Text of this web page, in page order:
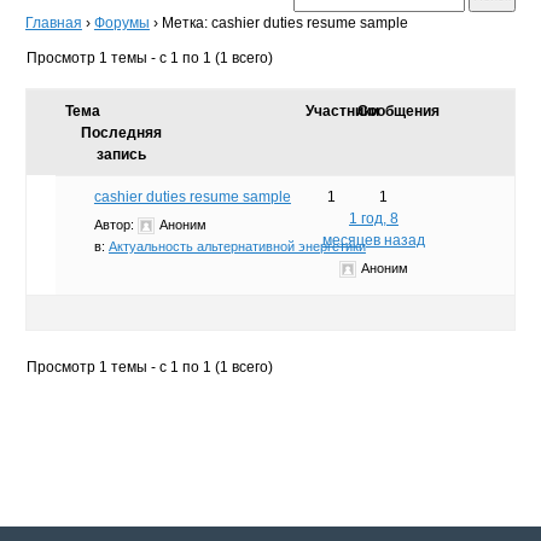
Главная › Форумы › Метка: cashier duties resume sample
Просмотр 1 темы - с 1 по 1 (1 всего)
Тема УчастникиСообщения
Последняя
запись
cashier duties resume sample
Автор:
Аноним
в: Актуальность альтернативной энергетики
1
1
1 год, 8
месяцев назад
Аноним
Просмотр 1 темы - с 1 по 1 (1 всего)